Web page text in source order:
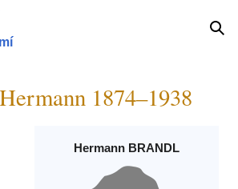
1874–1938
Hermann BRANDL